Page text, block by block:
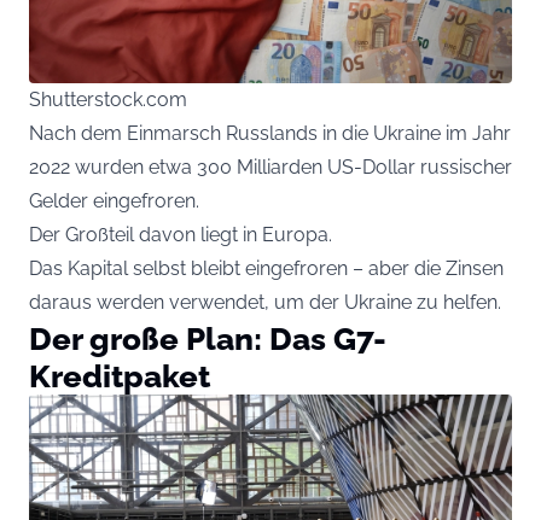
Shutterstock.com
Nach dem Einmarsch Russlands in die Ukraine im Jahr
2022 wurden etwa 300 Milliarden US-Dollar russischer
Gelder eingefroren.
Der Großteil davon liegt in Europa.
Das Kapital selbst bleibt eingefroren – aber die Zinsen
daraus werden verwendet, um der Ukraine zu helfen.
Der große Plan: Das G7-
Kreditpaket